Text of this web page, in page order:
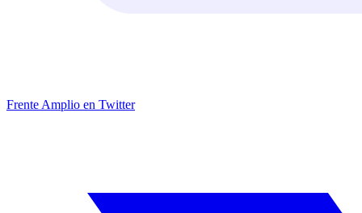
Frente Amplio en Twitter